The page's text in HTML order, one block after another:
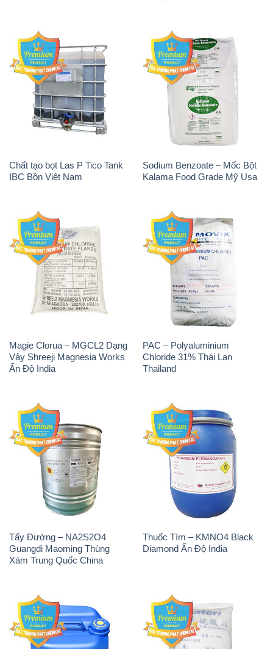
Chất tạo bọt Las P Tico Tank
IBC Bồn Việt Nam
Sodium Benzoate – Mốc Bột
Kalama Food Grade Mỹ Usa
Magie Clorua – MGCL2 Dạng
Vảy Shreeji Magnesia Works
Ấn Độ India
PAC – Polyaluminium
Chloride 31% Thái Lan
Thailand
Tẩy Đường – NA2S2O4
Guangdi Maoming Thùng
Xám Trung Quốc China
Thuốc Tím – KMNO4 Black
Diamond Ấn Độ India